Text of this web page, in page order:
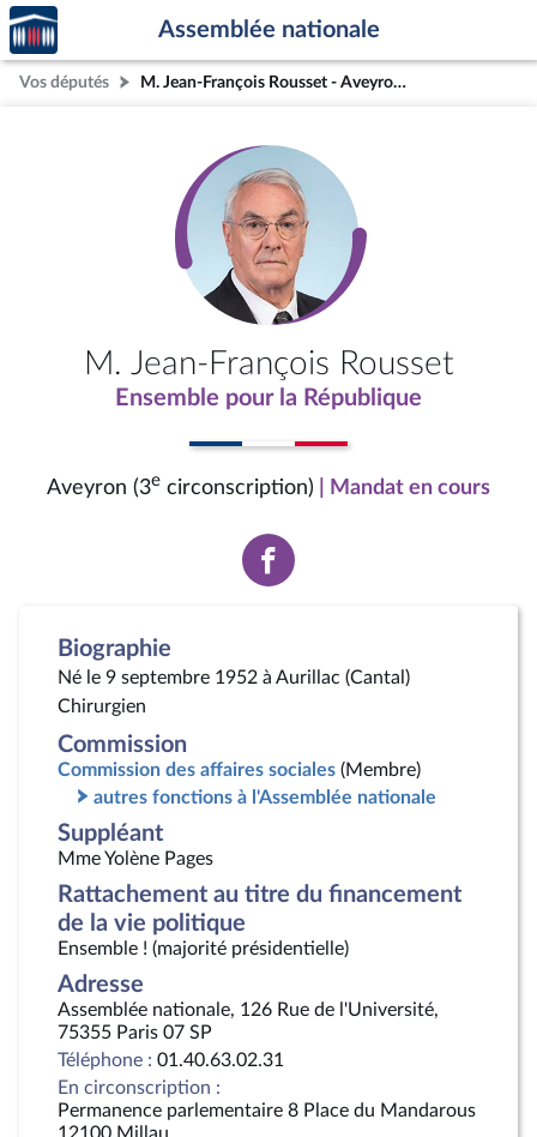
Aller au contenu
Aller en bas de la page
Accèder
à la
page
d'accueil
Assemblée nationale
Vos députés M. Jean-François Rousset - Aveyron (3e circonscription)
M. Jean-François Rousset
Ensemble pour la République
Aveyron (3e circonscription) | Mandat en cours
Voir
la
Biographie
Né le 9 septembre 1952 à Aurillac (Cantal)
Chirurgien
Commission
Commission des affaires sociales (Membre)
autres fonctions à l'Assemblée nationale
Suppléant
Mme Yolène Pages
Rattachement au titre du financement
de la vie politique
Ensemble ! (majorité présidentielle)
Adresse
Assemblée nationale, 126 Rue de l'Université,
75355 Paris 07 SP
Téléphone : 01.40.63.02.31
En circonscription :
Permanence parlementaire 8 Place du Mandarous